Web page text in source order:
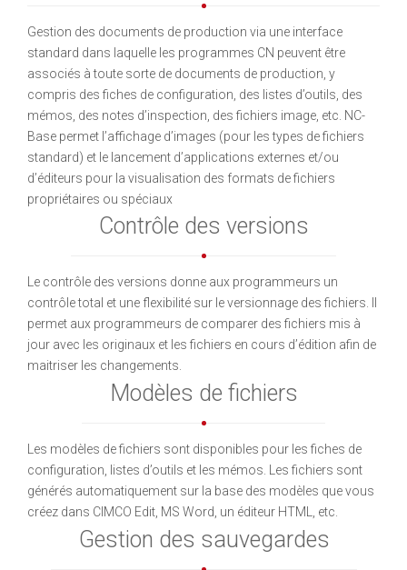
Gestion des documents de production via une interface
standard dans laquelle les programmes CN peuvent être
associés à toute sorte de documents de production, y
compris des fiches de configuration, des listes d’outils, des
mémos, des notes d’inspection, des fichiers image, etc. NC-
Base permet l’affichage d’images (pour les types de fichiers
standard) et le lancement d’applications externes et/ou
d’éditeurs pour la visualisation des formats de fichiers
propriétaires ou spéciaux
Contrôle des versions
Le contrôle des versions donne aux programmeurs un
contrôle total et une flexibilité sur le versionnage des fichiers. Il
permet aux programmeurs de comparer des fichiers mis à
jour avec les originaux et les fichiers en cours d’édition afin de
maitriser les changements.
Modèles de fichiers
Les modèles de fichiers sont disponibles pour les fiches de
configuration, listes d’outils et les mémos. Les fichiers sont
générés automatiquement sur la base des modèles que vous
créez dans CIMCO Edit, MS Word, un éditeur HTML, etc.
Gestion des sauvegardes